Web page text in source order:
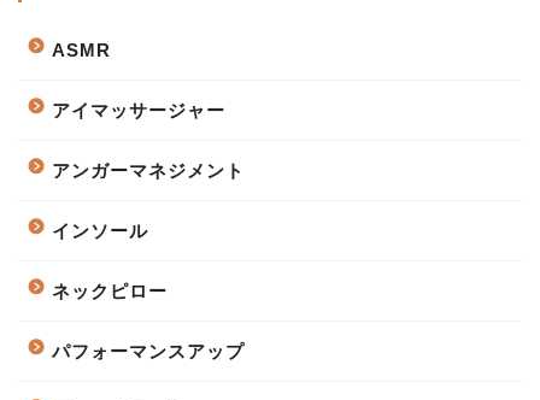
ASMR
アイマッサージャー
アンガーマネジメント
インソール
ネックピロー
パフォーマンスアップ